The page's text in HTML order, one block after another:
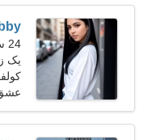
24 سال, باکره
یک